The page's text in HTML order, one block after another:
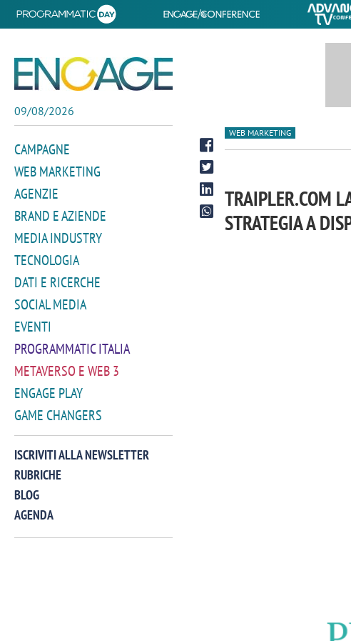
09/08/2026
CAMPAGNE
WEB MARKETING
AGENZIE
BRAND E AZIENDE
MEDIA INDUSTRY
TECNOLOGIA
DATI E RICERCHE
SOCIAL MEDIA
EVENTI
PROGRAMMATIC ITALIA
METAVERSO E WEB 3
ENGAGE PLAY
GAME CHANGERS
ISCRIVITI ALLA NEWSLETTER
RUBRICHE
BLOG
AGENDA
WEB MARKETING
TRAIPLER.COM
STRATEGIA A